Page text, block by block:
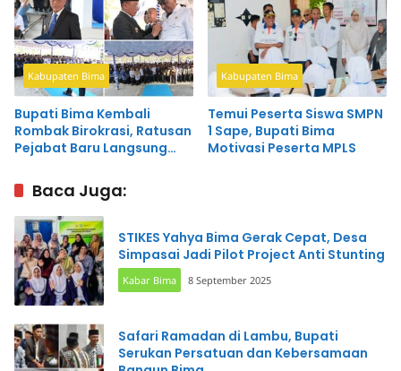
Kabupaten Bima
Bupati Bima Kembali
Rombak Birokrasi, Ratusan
Pejabat Baru Langsung
Kabupaten Bima
Temui Peserta Siswa SMPN
1 Sape, Bupati Bima
Motivasi Peserta MPLS
Baca Juga:
STIKES Yahya Bima Gerak Cepat, Desa
Simpasai Jadi Pilot Project Anti Stunting
Kabar Bima 8 September 2025
Safari Ramadan di Lambu, Bupati
Serukan Persatuan dan Kebersamaan